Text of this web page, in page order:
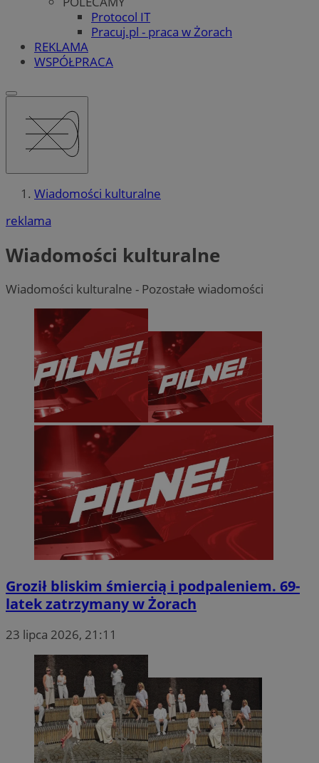
Protocol IT
Pracuj.pl - praca w Żorach
REKLAMA
WSPÓŁPRACA
Wiadomości kulturalne
reklama
Wiadomości kulturalne
Wiadomości kulturalne - Pozostałe wiadomości
Groził bliskim śmiercią i podpaleniem. 69-
latek zatrzymany w Żorach
23 lipca 2026, 21:11